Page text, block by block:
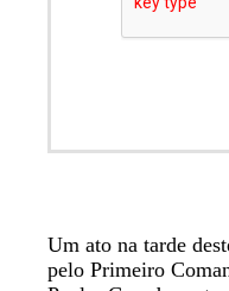
Um ato na tarde
pelo Primeiro